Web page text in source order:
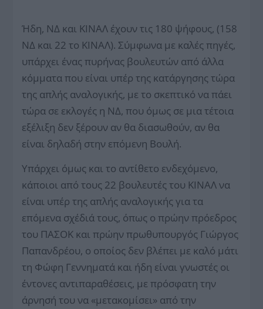
Ήδη, ΝΔ και ΚΙΝΑΛ έχουν τις 180 ψήφους, (158
ΝΔ και 22 το ΚΙΝΑΛ). Σύμφωνα με καλές πηγές,
υπάρχει ένας πυρήνας βουλευτών από άλλα
κόμματα που είναι υπέρ της κατάργησης τώρα
της απλής αναλογικής, με το σκεπτικό να πάει
τώρα σε εκλογές η ΝΔ, που όμως σε μια τέτοια
εξέλιξη δεν ξέρουν αν θα διασωθούν, αν θα
είναι δηλαδή στην επόμενη Βουλή.
Υπάρχει όμως και το αντίθετο ενδεχόμενο,
κάποιοι από τους 22 βουλευτές του ΚΙΝΑΛ να
είναι υπέρ της απλής αναλογικής για τα
επόμενα σχέδιά τους, όπως ο πρώην πρόεδρος
του ΠΑΣΟΚ και πρώην πρωθυπουργός Γιώργος
Παπανδρέου, ο οποίος δεν βλέπει με καλό μάτι
τη Φώφη Γεννηματά και ήδη είναι γνωστές οι
έντονες αντιπαραθέσεις, με πρόσφατη την
άρνησή του να «μετακομίσει» από την